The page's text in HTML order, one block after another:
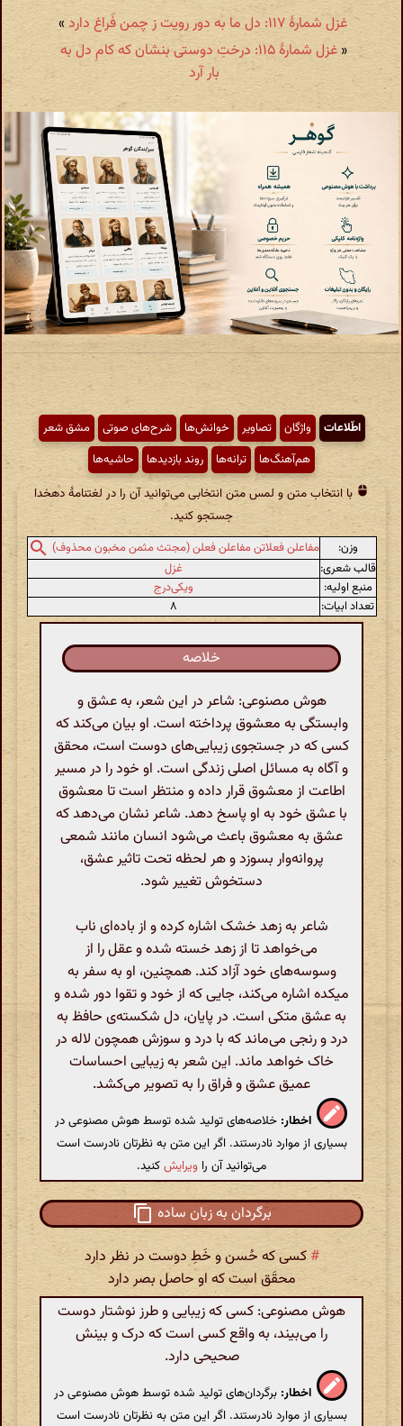
غزل شمارهٔ ۱۱۷: دل ما به دور رویت ز چمن فَراغ دارد
»
«
غزل شمارهٔ ۱۱۵: درختِ دوستی بنشان که کامِ دل به
بار آرد
اطّلاعات واژگان تصاویر خوانش‌ها شرح‌های صوتی
مشق شعر
هم‌آهنگ‌ها
ترانه‌ها روند بازدیدها حاشیه‌ها
با انتخاب متن و لمس متن انتخابی می‌توانید آن را در لغتنامهٔ دهخدا
جستجو کنید.
وزن:
مفاعلن فعلاتن مفاعلن فعلن (مجتث مثمن مخبون محذوف)
قالب شعری:
غزل
منبع اولیه:
ویکی‌درج
تعداد ابیات:
۸
خلاصه
هوش مصنوعی: شاعر در این شعر، به عشق و
وابستگی به معشوق پرداخته است. او بیان می‌کند که
کسی که در جستجوی زیبایی‌های دوست است، محقق
و آگاه به مسائل اصلی زندگی است. او خود را در مسیر
اطاعت از معشوق قرار داده و منتظر است تا معشوق
با عشق خود به او پاسخ دهد. شاعر نشان می‌دهد که
عشق به معشوق باعث می‌شود انسان مانند شمعی
پروانه‌وار بسوزد و هر لحظه تحت تاثیر عشق،
دستخوش تغییر شود.
شاعر به زهد خشک اشاره کرده و از باده‌ای ناب
می‌خواهد تا از زهد خسته شده و عقل را از
وسوسه‌های خود آزاد کند. همچنین، او به سفر به
میکده اشاره می‌کند، جایی که از خود و تقوا دور شده و
به عشق متکی است. در پایان، دل شکسته‌ی حافظ به
درد و رنجی می‌ماند که با درد و سوزش همچون لاله در
خاک خواهد ماند. این شعر به زیبایی احساسات
عمیق عشق و فراق را به تصویر می‌کشد.
اخطار: خلاصه‌های تولید شده توسط هوش مصنوعی در
بسیاری از موارد نادرستند. اگر این متن به نظرتان نادرست است
می‌توانید آن را ویرایشکنید.
برگردان به زبان ساده
# کسی که حُسن و خَطِ دوست در نظر دارد
محقَق است که او حاصل بصر دارد
هوش مصنوعی: کسی که زیبایی و طرز نوشتار دوست
را می‌بیند، به واقع کسی است که درک و بینش
صحیحی دارد.
اخطار: برگردان‌های تولید شده توسط هوش مصنوعی در
بسیاری از موارد نادرستند. اگر این متن به نظرتان نادرست است